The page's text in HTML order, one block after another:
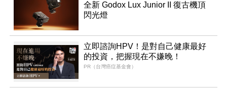
全新 Godox Lux Junior II 復古機頂
閃光燈
立即諮詢HPV！是對自己健康最好
的投資，把握現在不嫌晚！
PR（台灣癌症基金會）